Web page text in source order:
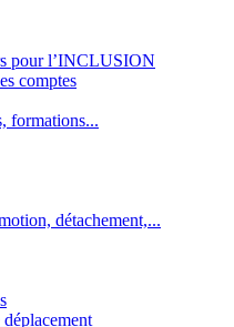
pour l’INCLUSION
comptes
formations...
détachement,...